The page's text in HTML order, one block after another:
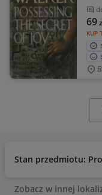
KUP
69
Stan przedmiotu:
Zobacz w innej